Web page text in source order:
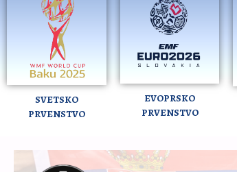
SVETSKO
PRVENSTVO
EVOPRSKO
PRVENSTVO